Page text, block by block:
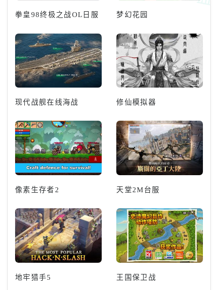
拳皇98终极之战OL日服 梦幻花园
现代战舰在线海战 修仙模拟器
像素生存者2 天堂2M台服
地牢猎手5 王国保卫战